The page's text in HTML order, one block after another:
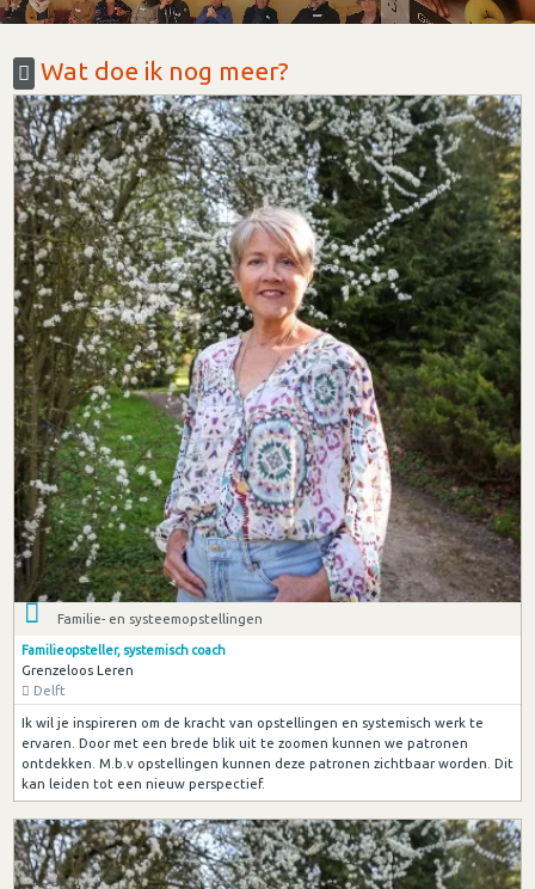
Wat doe ik nog meer?
Familie- en systeemopstellingen
Familieopsteller, systemisch coach
Grenzeloos Leren
Delft
Ik wil je inspireren om de kracht van opstellingen en systemisch werk te
ervaren. Door met een brede blik uit te zoomen kunnen we patronen
ontdekken. M.b.v opstellingen kunnen deze patronen zichtbaar worden. Dit
kan leiden tot een nieuw perspectief.